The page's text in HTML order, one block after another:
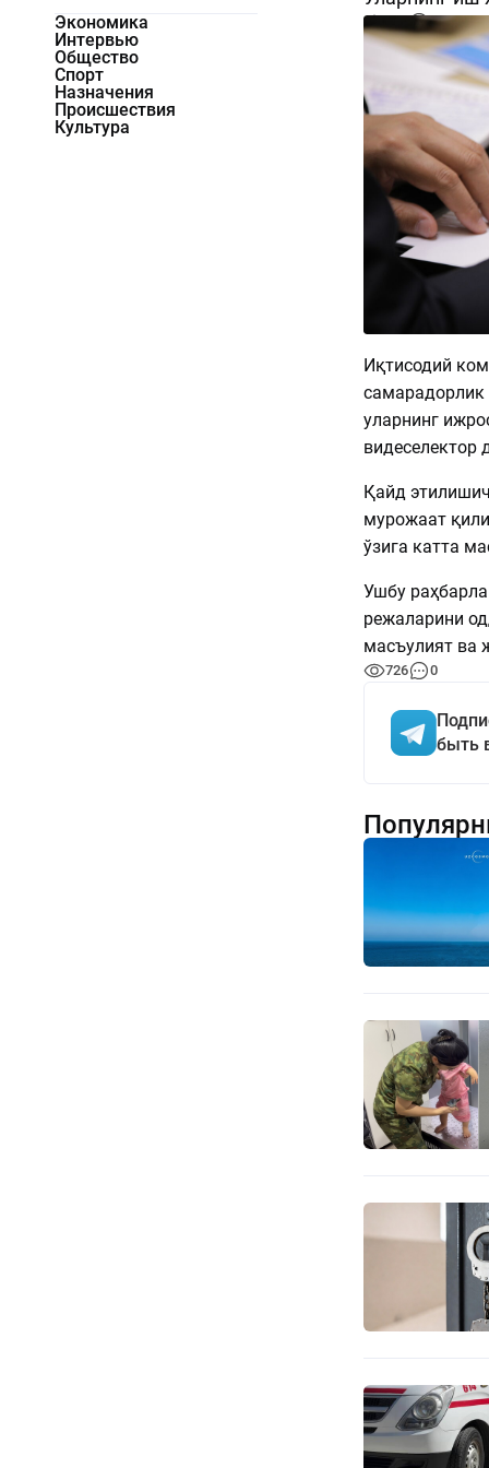
Экономика
Интервью
Общество
Спорт
Назначения
Происшествия
Культура
0
Иқтисодий
самарадорлик
уларнинг
Қайд
мурожаат
ўзига катта
Ушбу
режаларини
масъулият ва
726 0
быть